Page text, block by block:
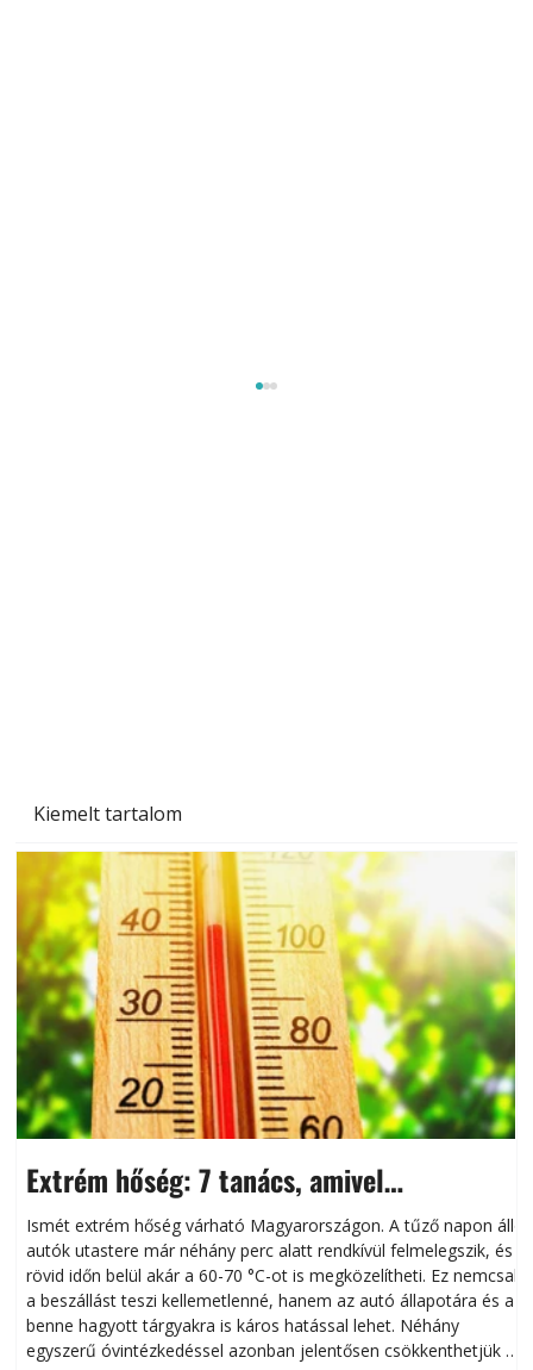
Kiemelt tartalom
Extrém hőség: 7 tanács, amivel
megóvhatjuk autónkat a nyári károktól
Ismét extrém hőség várható Magyarországon. A tűző napon álló
autók utastere már néhány perc alatt rendkívül felmelegszik, és
rövid időn belül akár a 60-70 °C-ot is megközelítheti. Ez nemcsak
a beszállást teszi kellemetlenné, hanem az autó állapotára és a
benne hagyott tárgyakra is káros hatással lehet. Néhány
egyszerű óvintézkedéssel azonban jelentősen csökkenthetjük a